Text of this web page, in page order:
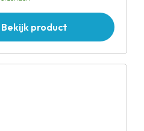
Bekijk product